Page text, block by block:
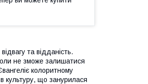
та відданість.
не зможе залишатися
колоритному
культуру, що занурилася